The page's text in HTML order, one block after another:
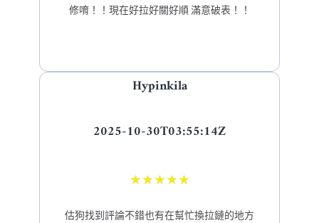
修唷！！現在好拉好關好順 滿意破表！！
Hypinkila
2025-10-30T03:55:14Z
★★★★★
估狗找到評論不錯也有在幫忙換拉鏈的地方